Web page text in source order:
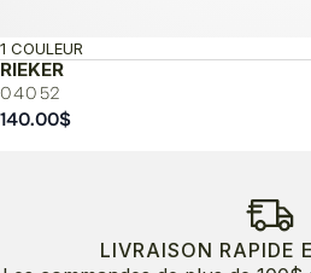
RIEKER
04052
1 COULEUR
140.00$
LIVRAISON RAPIDE